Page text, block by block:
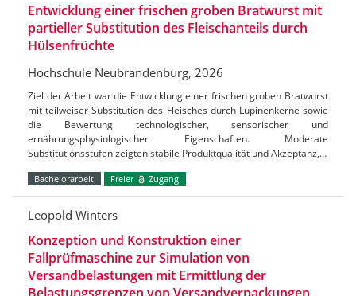
Entwicklung einer frischen groben Bratwurst mit
partieller Substitution des Fleischanteils durch
Hülsenfrüchte
Hochschule Neubrandenburg, 2026
Ziel der Arbeit war die Entwicklung einer frischen groben Bratwurst
mit teilweiser Substitution des Fleisches durch Lupinenkerne sowie
die Bewertung technologischer, sensorischer und
ernährungsphysiologischer Eigenschaften. Moderate
Substitutionsstufen zeigten stabile Produktqualität und Akzeptanz,…
Bachelorarbeit Freier Zugang
Leopold Winters
Konzeption und Konstruktion einer
Fallprüfmaschine zur Simulation von
Versandbelastungen mit Ermittlung der